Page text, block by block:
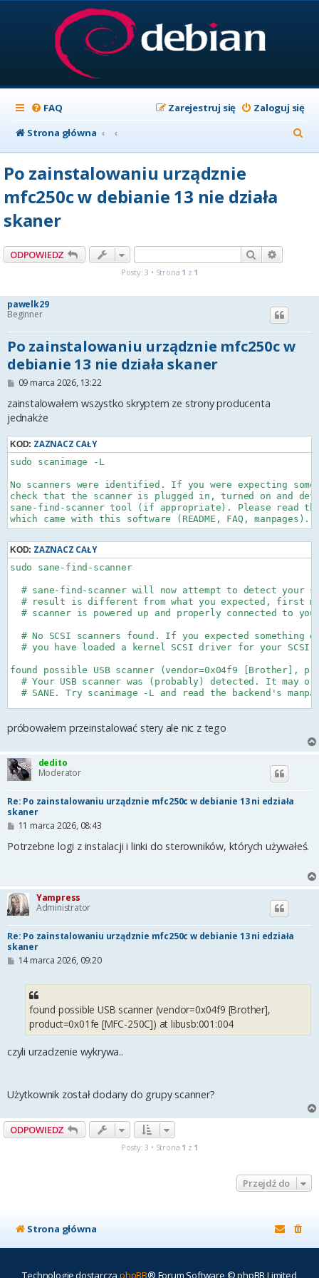
FAQ Zaloguj się
Zarejestruj się
Strona główna
z
Po zainstalowaniu urządznie
mfc250c w debianie 13 nie działa
skaner
ODPOWIEDZ Szukaj
Posty: 3 • Strona 1 z 1
pawelk29
Beginner
Po zainstalowaniu urządznie mfc250c w
debianie 13 nie działa skaner
P
s
09 marca 2026, 13:22
zainstalowałem wszystko skryptem ze strony producenta
jednakże
KOD: ZAZNACZ CAŁY
sudo scanimage -L
No scanners were identified. If you were expecting
check that the scanner is plugged in, turned on and
sane-find-scanner tool (if appropriate). Please read the
KOD: ZAZNACZ CAŁY
sudo sane-find-scanner
# sane-find-scanner will now attempt to detect your
# result is different from what you expected, first
# scanner is powered up and properly connected to
# No SCSI scanners found. If you expected something
# you have loaded a kernel SCSI driver for your SCSI
found possible USB scanner (vendor=0x04f9 [Brother],
# Your USB scanner was (probably) detected. It may
# SANE. Try scanimage -L and read the backend's
# Most Scanners connected to the parallel port or
  # can't be detected by this program.
próbowałem przeinstalować stery ale nic z tego
dedito
Moderator
Re: Po zainstalowaniu urządznie mfc250c w debianie 13 ni edziała
skaner
P
s
11 marca 2026, 08:43
Potrzebne logi z instalacji i linki do sterowników, których używałeś.
Yampress
Administrator
Re: Po zainstalowaniu urządznie mfc250c w debianie 13 ni edziała
skaner
P14 marca 2026, 09:20
found possible USB scanner (vendor=0x04f9 [Brother],
product=0x01fe [MFC-250C]) at libusb:001:004
czyli urzadzenie wykrywa..
Użytkownik został dodany do grupy scanner?
ODPOWIEDZ
Posty: 3 • Strona 1 z 1
Przejdź do
Strona główna
Technologię dostarcza phpBB® Forum Software © phpBB Limited